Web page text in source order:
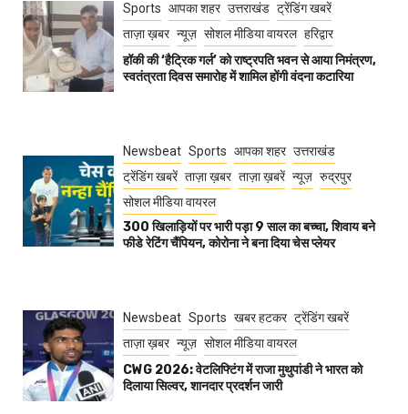
Sports आपका शहर उत्तराखंड ट्रेंडिंग खबरें
ताज़ा ख़बर न्यूज़ सोशल मीडिया वायरल हरिद्वार
हॉकी की ‘हैट्रिक गर्ल’ को राष्ट्रपति भवन से आया निमंत्रण,
स्वतंत्रता दिवस समारोह में शामिल होंगी वंदना कटारिया
Newsbeat Sports आपका शहर उत्तराखंड
ट्रेंडिंग खबरें ताज़ा ख़बर ताज़ा ख़बरें न्यूज़ रुद्रपुर
सोशल मीडिया वायरल
300 खिलाड़ियों पर भारी पड़ा 9 साल का बच्चा, शिवाय बने
फीडे रेटिंग चैंपियन, कोरोना ने बना दिया चेस प्लेयर
Newsbeat Sports खबर हटकर ट्रेंडिंग खबरें
ताज़ा ख़बर न्यूज़ सोशल मीडिया वायरल
CWG 2026: वेटलिफ्टिंग में राजा मुथुपांडी ने भारत को
दिलाया सिल्वर, शानदार प्रदर्शन जारी